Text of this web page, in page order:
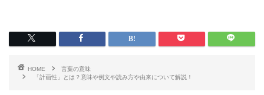
HOME
言葉の意味
「計画性」とは？意味や例文や読み方や由来について解説！